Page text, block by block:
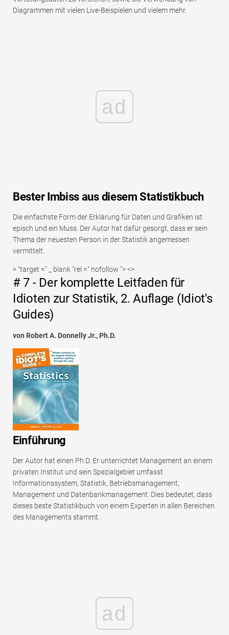
Diagrammen mit vielen Live-Beispielen und vielem mehr.
ad
Bester Imbiss aus diesem Statistikbuch
Die einfachste Form der Erklärung für Daten und Grafiken ist
episch und ein Muss. Der Autor hat dafür gesorgt, dass er sein
Thema der neuesten Person in der Statistik angemessen
vermittelt.
> "target =" _ blank "rel =" nofollow "> <>
# 7 - Der komplette Leitfaden für
Idioten zur Statistik, 2. Auflage (Idiot's
Guides)
von Robert A. Donnelly Jr., Ph.D.
Einführung
Der Autor hat einen Ph.D. Er unterrichtet Management an einem
privaten Institut und sein Spezialgebiet umfasst
Informationssystem, Statistik, Betriebsmanagement,
Management und Datenbankmanagement. Dies bedeutet, dass
dieses beste Statistikbuch von einem Experten in allen Bereichen
des Managements stammt.
ad